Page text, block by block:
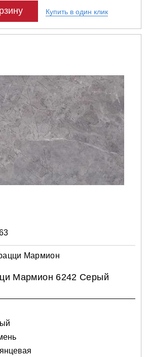
Купить в один клик
Мармион
Мармион 6242 Серый